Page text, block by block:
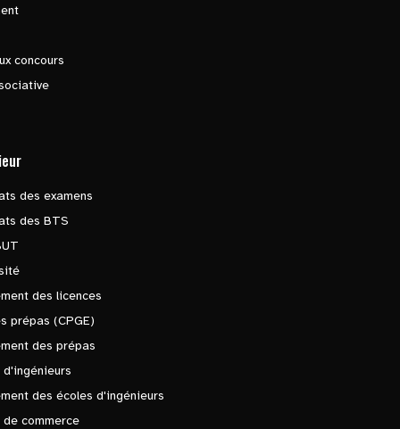
concours
des examens
des BTS
des licences
prépas (CPGE)
des prépas
d'ingénieurs
des écoles d'ingénieurs
de commerce